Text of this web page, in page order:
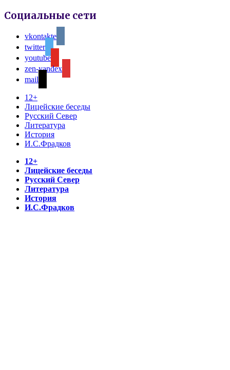
Социальные сети
vkontakte
twitter
youtube
zen-yandex
mail
12+
Лицейские беседы
Русский Север
Литература
История
И.С.Фрадков
12+
Лицейские беседы
Русский Север
Литература
История
И.С.Фрадков